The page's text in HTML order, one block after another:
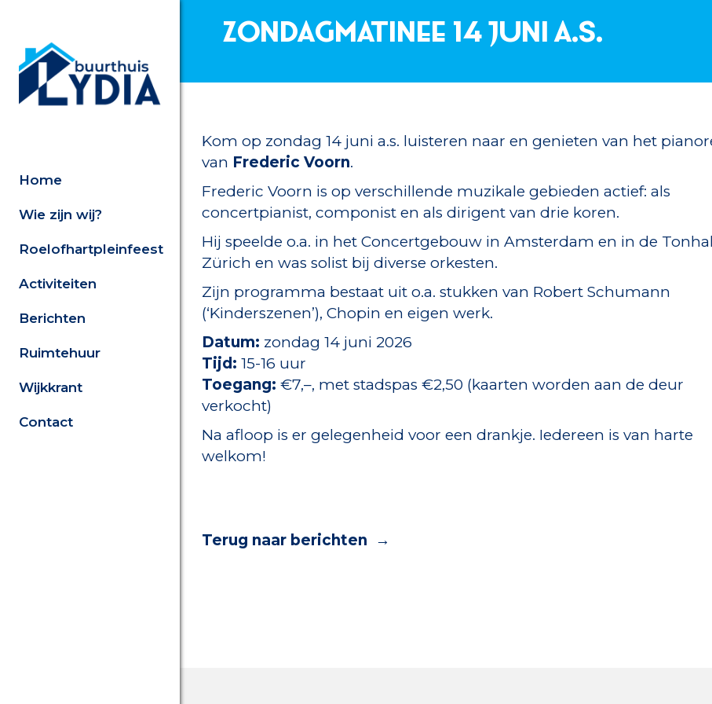
Home
Wie zijn wij?
Roelofhartpleinfeest
Activiteiten
Berichten
Ruimtehuur
Wijkkrant
Contact
Zondagmatinee 14 juni a.s.
Kom op zondag 14 juni a.s. luisteren naar en genieten van het
van Frederic Voorn.
Frederic Voorn is op verschillende muzikale gebieden actief: als
concertpianist, componist en als dirigent van drie koren.
Hij speelde o.a. in het Concertgebouw in Amsterdam en in de
Zürich en was solist bij diverse orkesten.
Zijn programma bestaat uit o.a. stukken van Robert Schumann
(‘Kinderszenen’), Chopin en eigen werk.
Datum: zondag 14 juni 2026
Tijd: 15-16 uur
Toegang: €7,–, met stadspas €2,50 (kaarten worden aan de deur
verkocht)
Na afloop is er gelegenheid voor een drankje. Iedereen is van harte
welkom!
Terug naar berichten →